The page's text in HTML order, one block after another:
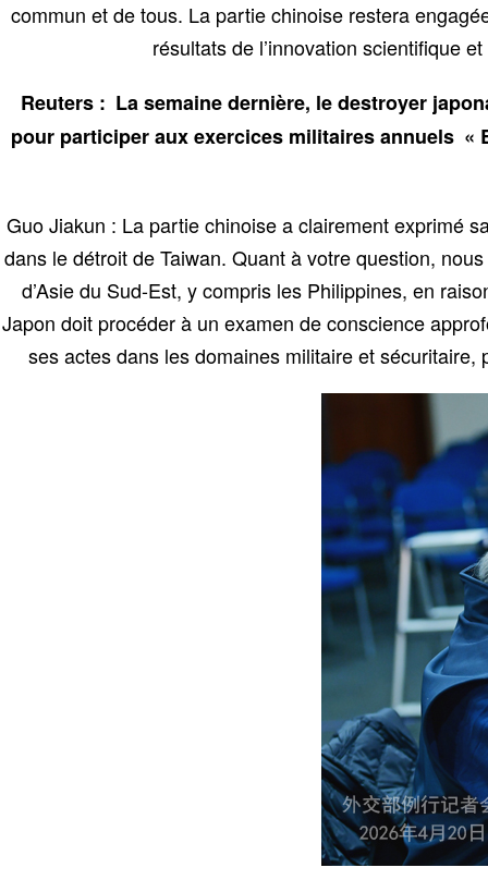
commun et de tous. La partie chinoise restera
résultats de l’innovation scientifique
Reuters : La semaine dernière, le destroyer
pour participer aux exercices militaires annuels «
Guo Jiakun : La partie chinoise a clairement exprimé
dans le détroit de Taiwan. Quant à votre question,
d’Asie du Sud-Est, y compris les Philippines, en
Japon doit procéder à un examen de conscience
ses actes dans les domaines militaire et